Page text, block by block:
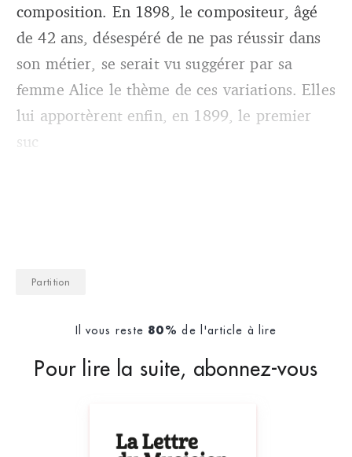
composition. En 1898, le compositeur, âgé
de 42 ans, désespéré de ne pas réussir dans
son métier, se serait vu suggérer par sa
femme Alice le thème de ces variations. Elles
lui apportèrent enfin, en 1899, le premier
suc
Partition
Il vous reste 80% de l'article à lire
Pour lire la suite, abonnez-vous